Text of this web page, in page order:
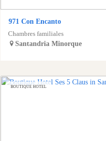
971 Con Encanto
Chambres familiales
Santandria Minorque
BOUTIQUE HOTEL